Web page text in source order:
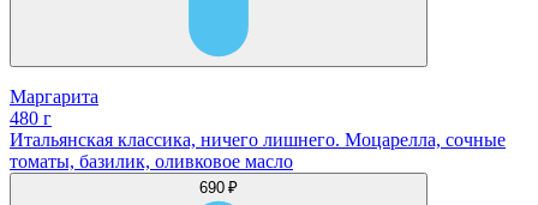
Маргарита
480 г
Итальянская классика, ничего лишнего. Моцарелла, сочные
томаты, базилик, оливковое масло
690 ₽